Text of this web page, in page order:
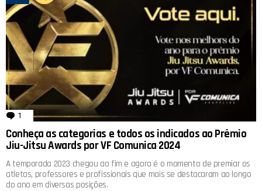
1 comentário
Conheça as categorias e todos os indicados ao Prêmio
Jiu-Jitsu Awards por VF Comunica 2024
A temporada 2023 chegou ao fim e agora é o momento de premiar os
atletas, professores e profissionais que mais se destacaram ao longo
do ano em diversas posições.